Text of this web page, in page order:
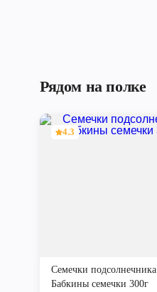
Рядом на полке
4.3
Семечки подсолнечника
Бабкины семечки 300г